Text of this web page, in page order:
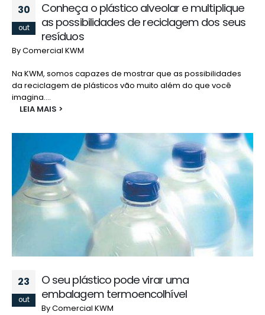
30
out
Conheça o plástico alveolar e multiplique
as possibilidades de reciclagem dos seus
resíduos
ByComercial KWM
Na KWM, somos capazes de mostrar que as possibilidades
da reciclagem de plásticos vão muito além do que você
imagina....
LEIA MAIS
23
out
O seu plástico pode virar uma
embalagem termoencolhível
ByComercial KWM